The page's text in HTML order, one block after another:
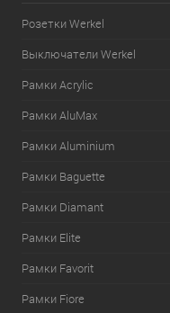
Розетки Werkel
Выключатели Werkel
Рамки Acrylic
Рамки AluMax
Рамки Aluminium
Рамки Baguette
Рамки Diamant
Рамки Elite
Рамки Favorit
Рамки Fiore